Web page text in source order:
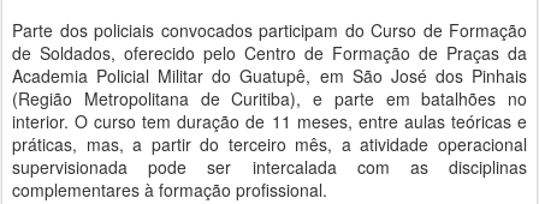
Parte dos policiais convocados participam do Curso de Formação
de Soldados, oferecido pelo Centro de Formação de Praças da
Academia Policial Militar do Guatupê, em São José dos Pinhais
(Região Metropolitana de Curitiba), e parte em batalhões no
interior. O curso tem duração de 11 meses, entre aulas teóricas e
práticas, mas, a partir do terceiro mês, a atividade operacional
supervisionada pode ser intercalada com as disciplinas
complementares à formação profissional.